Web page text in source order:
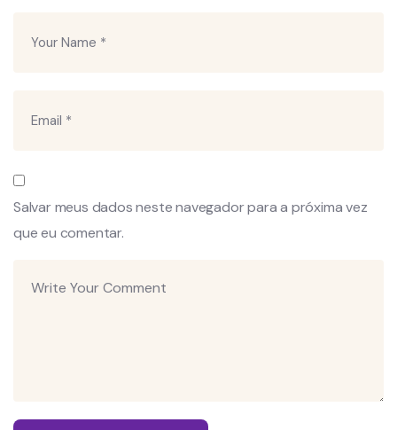
Salvar meus dados neste navegador para a próxima vez
que eu comentar.